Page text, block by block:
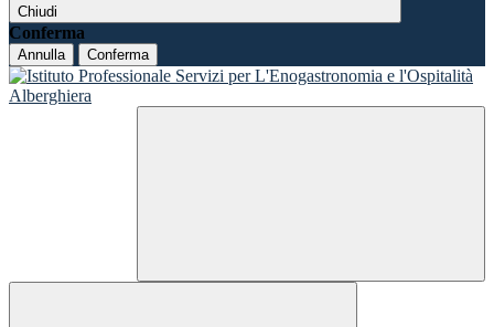
Chiudi
Conferma
Annulla Conferma